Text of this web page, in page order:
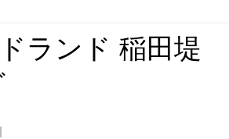
ランド 稲田堤